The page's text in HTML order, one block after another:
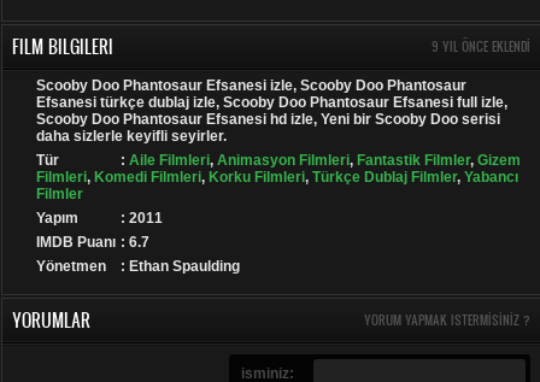
FILM BILGILERI 9 YIL ÖNCE EKLENDI
Scooby Doo Phantosaur Efsanesi izle, Scooby Doo Phantosaur
Efsanesi türkçe dublaj izle, Scooby Doo Phantosaur Efsanesi full izle,
Scooby Doo Phantosaur Efsanesi hd izle, Yeni bir Scooby Doo serisi
daha sizlerle keyifli seyirler.
Tür
: Aile Filmleri, Animasyon Filmleri, Fantastik Filmler, Gizem
Filmleri, Komedi Filmleri, Korku Filmleri, Türkçe Dublaj Filmler, Yabancı
Filmler
Yapım
: 2011
IMDB Puanı : 6.7
Yönetmen
: Ethan Spaulding
YORUMLAR YORUM YAPMAK ISTERMISINIZ ?
isminiz: